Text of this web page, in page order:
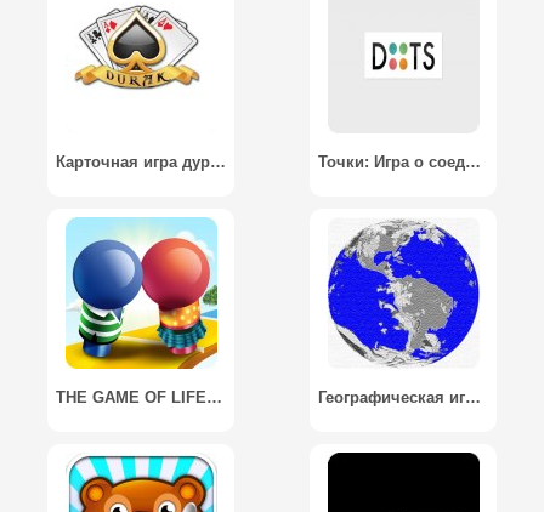
Карточная игра дурак Точки: Игра о соединении / Dots: A Game About Connecting
THE GAME OF LIFE: 2016 Edition / ИГРА В ЖИЗНЬ: 2016 издание Географическая игра / Geo Game